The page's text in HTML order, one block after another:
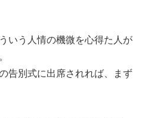
いう人情の機微を心得た人が
告別式に出席されれば、まず